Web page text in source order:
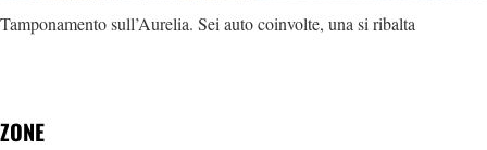
Tamponamento sull’Aurelia. Sei auto coinvolte, una si ribalta
ZONE